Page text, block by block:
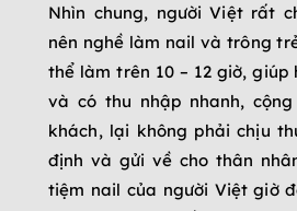
Nhìn chung, người Việt rất
nên nghề làm nail và trông
thể làm trên 10 – 12 giờ, giúp
và có thu nhập nhanh,
khách, lại không phải chịu
định và gửi về cho thân
tiệm nail của người Việt giờ